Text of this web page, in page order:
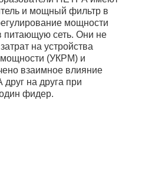
и мощный фильтр в
мощности
питающую сеть. Они не
на устройства
мощности (УКРМ) и
взаимное влияние
на друга при
фидер.